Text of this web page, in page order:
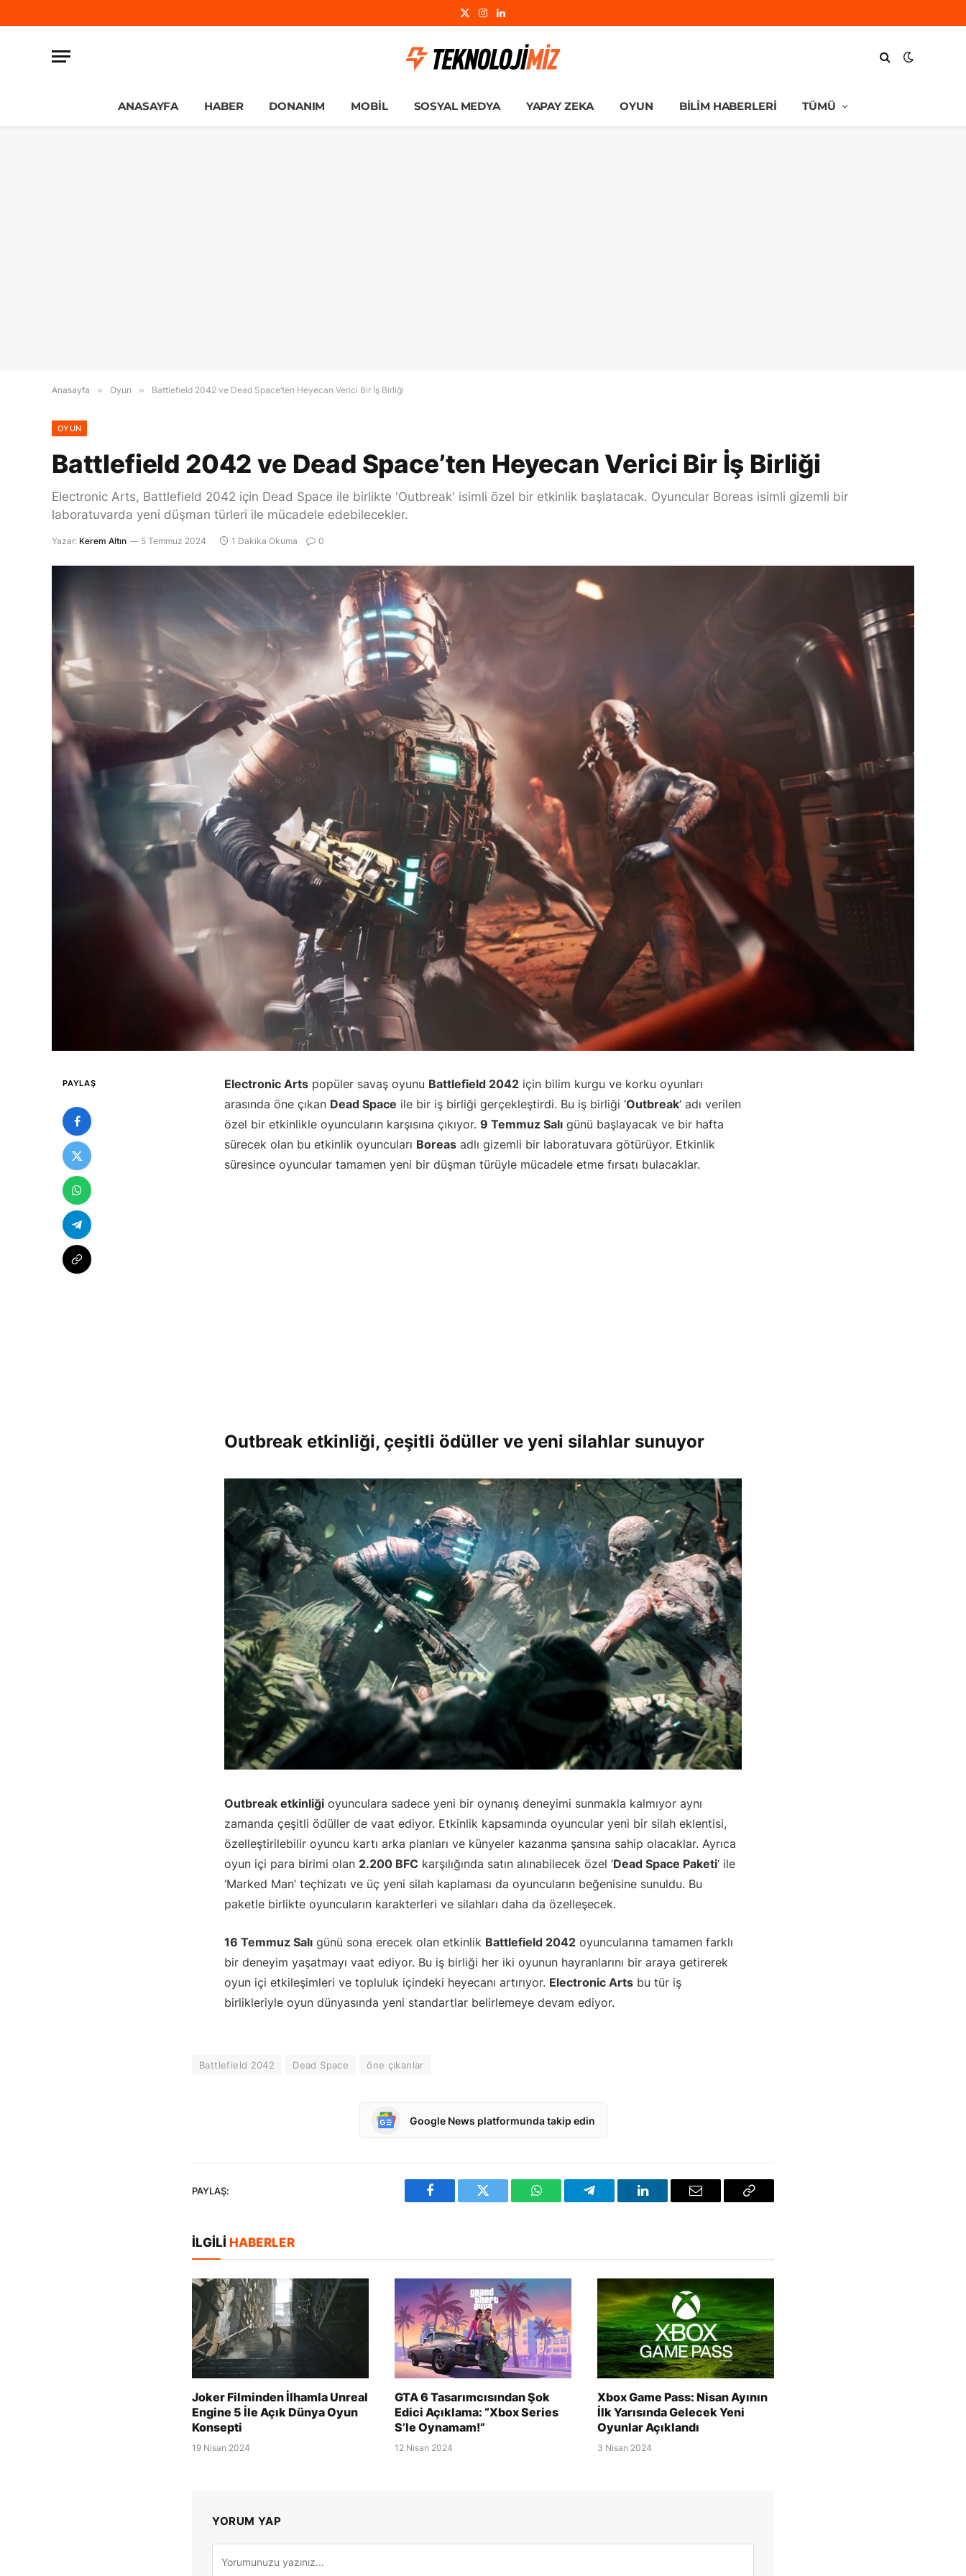
X
Instagram
LinkedIn
ANASAYFA HABER DONANIM MOBIL SOSYAL MEDYA YAPAY ZEKA OYUN BILIM HABERLERI TÜMÜ
Anasayfa » Oyun » Battlefield 2042 ve Dead Space’ten Heyecan Verici Bir İş Birliği
OYUN
Battlefield 2042 ve Dead Space’ten Heyecan Verici Bir İş Birliği
Electronic Arts, Battlefield 2042 için Dead Space ile birlikte 'Outbreak' isimli özel bir etkinlik başlatacak. Oyuncular Boreas isimli gizemli bir
laboratuvarda yeni düşman türleri ile mücadele edebilecekler.
Yazar: Kerem Altın 5 Temmuz 2024 1 Dakika Okuma 0
PAYLAŞ Electronic Arts popüler savaş oyunu Battlefield 2042 için bilim kurgu ve korku oyunları
arasında öne çıkan Dead Space ile bir iş birliği gerçekleştirdi. Bu iş birliği ‘Outbreak‘ adı verilen
özel bir etkinlikle oyuncuların karşısına çıkıyor. 9 Temmuz Salı günü başlayacak ve bir hafta
sürecek olan bu etkinlik oyuncuları Boreas adlı gizemli bir laboratuvara götürüyor. Etkinlik
süresince oyuncular tamamen yeni bir düşman türüyle mücadele etme fırsatı bulacaklar.
Outbreak etkinliği, çeşitli ödüller ve yeni silahlar sunuyor
Outbreak etkinliği oyunculara sadece yeni bir oynanış deneyimi sunmakla kalmıyor aynı
zamanda çeşitli ödüller de vaat ediyor. Etkinlik kapsamında oyuncular yeni bir silah eklentisi,
özelleştirilebilir oyuncu kartı arka planları ve künyeler kazanma şansına sahip olacaklar. Ayrıca
oyun içi para birimi olan 2.200 BFC karşılığında satın alınabilecek özel ‘Dead Space Paketi‘ ile
‘Marked Man’ teçhizatı ve üç yeni silah kaplaması da oyuncuların beğenisine sunuldu. Bu
paketle birlikte oyuncuların karakterleri ve silahları daha da özelleşecek.
16 Temmuz Salı günü sona erecek olan etkinlik Battlefield 2042 oyuncularına tamamen farklı
bir deneyim yaşatmayı vaat ediyor. Bu iş birliği her iki oyunun hayranlarını bir araya getirerek
oyun içi etkileşimleri ve topluluk içindeki heyecanı artırıyor. Electronic Arts bu tür iş
birlikleriyle oyun dünyasında yeni standartlar belirlemeye devam ediyor.
Battlefield 2042 Dead Space öne çıkanlar
Google News platformunda takip edin
PAYLAŞ:
Facebook Twitter WhatsAppTelegram LinkedIn E-
Bağlantıyı
İLGILI HABERLER
Joker Filminden İlhamla Unreal
Engine 5 İle Açık Dünya Oyun
Konsepti
19 Nisan 2024
GTA 6 Tasarımcısından Şok
Edici Açıklama: “Xbox Series
S’le Oynamam!”
12 Nisan 2024
Xbox Game Pass: Nisan Ayının
İlk Yarısında Gelecek Yeni
Oyunlar Açıklandı
3 Nisan 2024
YORUM YAP